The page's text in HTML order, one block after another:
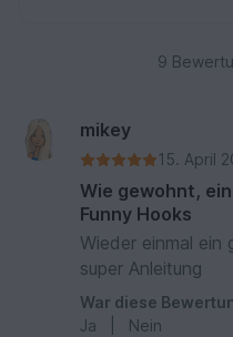
9
mikey
15. April
Wie gewohnt,
Funny Hooks
Wieder einmal ein
super Anleitung
War diese
Ja
Nein